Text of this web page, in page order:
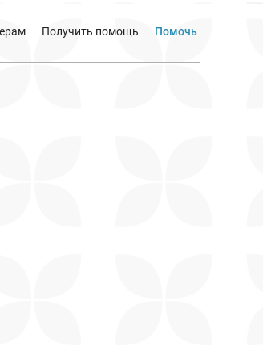
Получить помощь Помочь